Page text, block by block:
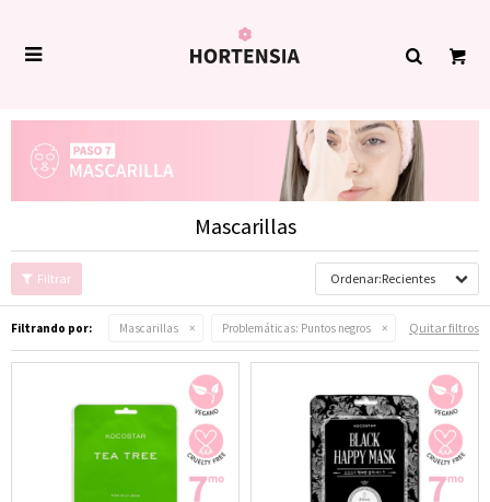

Mascarillas
Recientes
Filtrando por: Mascarillas Problemáticas: Puntos negros Quitar filtros